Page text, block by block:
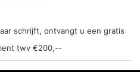
schrijft, ontvangt u een gratis
twv €200,--